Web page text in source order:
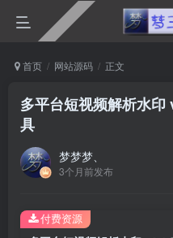
首页 网站源码 正文
多平台短视频解析水
具
梦梦梦、
3个月前发布
付费资源